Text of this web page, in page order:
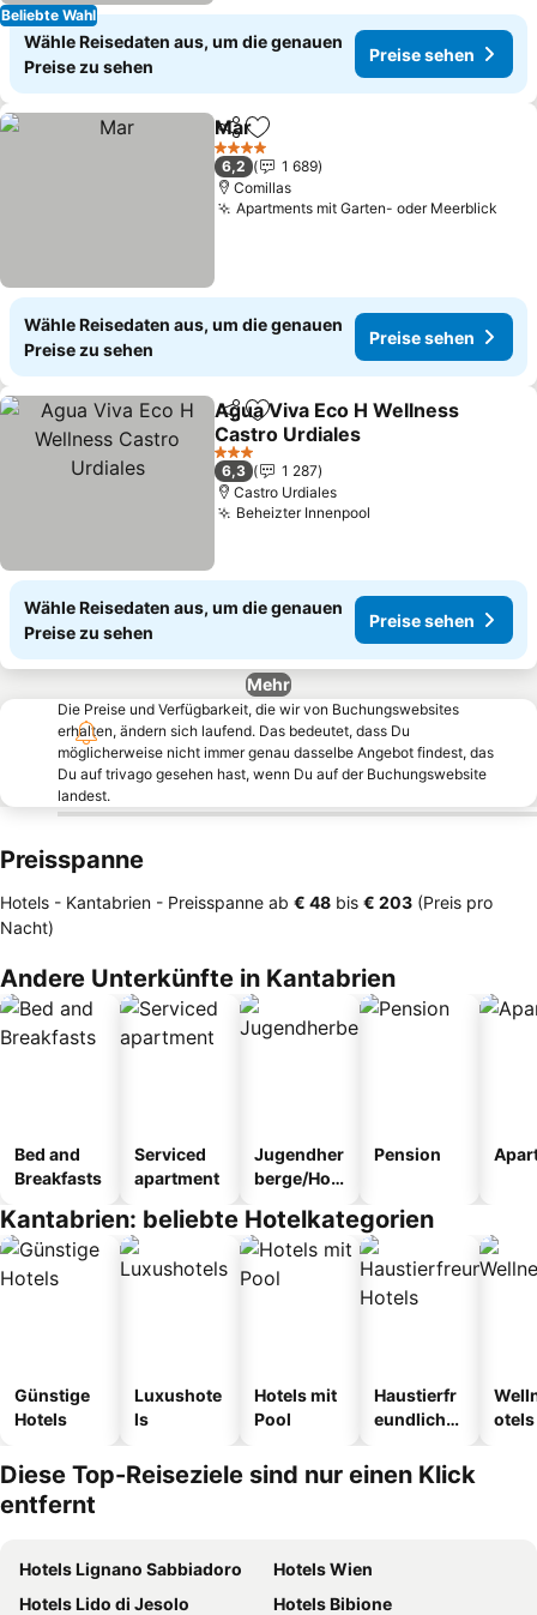
Beliebte Wahl
Wähle Reisedaten aus, um die genauen
Preise zu sehen
Preise sehen
TeilenZu Favoriten hinzufügen
Mar
4 Sterne
6,2
1 689
Comillas
Apartments mit Garten- oder Meerblick
Wähle Reisedaten aus, um die genauen
Preise zu sehen
Preise sehen
TeilenZu Favoriten hinzufügen
Agua Viva Eco H Wellness
Castro Urdiales
3 Sterne
6,3
1 287
Castro Urdiales
Beheizter Innenpool
Wähle Reisedaten aus, um die genauen
Preise zu sehen
Preise sehen
Mehr
Die Preise und Verfügbarkeit, die wir von Buchungswebsites
erhalten, ändern sich laufend. Das bedeutet, dass Du
möglicherweise nicht immer genau dasselbe Angebot findest, das
Du auf trivago gesehen hast, wenn Du auf der Buchungswebsite
landest.
Preisspanne
Hotels - Kantabrien - Preisspanne ab ‎€ 48 bis ‎€ 203 (Preis pro
Nacht)
Andere Unterkünfte in Kantabrien
Bed and
Breakfasts
Serviced
apartment
Jugendher
berge/Hos
Pension
Kantabrien: beliebte Hotelkategorien
Günstige
Hotels
Luxushote
ls
Hotels mit
Pool
Haustierfr
eundliche
otels
Diese Top-Reiseziele sind nur einen Klick
entfernt
Hotels Lignano Sabbiadoro
Hotels Wien
Hotels Lido di Jesolo
Hotels Bibione